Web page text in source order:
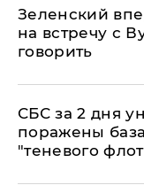
Зеленский
на встречу с
говорить
СБС за 2 дня
поражены
"теневого